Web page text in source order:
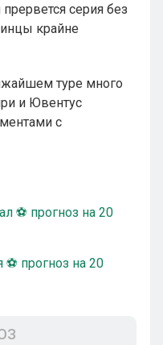
серия без
крайне
туре много
и Ювентус
с
⚽ прогноз на 20
прогноз на 20